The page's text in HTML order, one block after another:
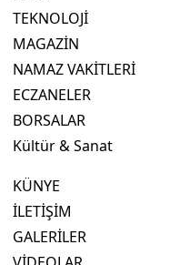
TEKNOLOJİ
MAGAZİN
NAMAZ VAKİTLERİ
ECZANELER
BORSALAR
Kültür & Sanat
KÜNYE
İLETİŞİM
GALERİLER